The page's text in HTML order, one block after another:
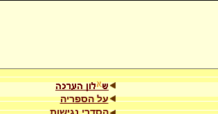
על הספריה